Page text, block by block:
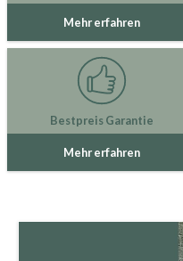
Mehr erfahren
Bestpreis Garantie
Mehr erfahren